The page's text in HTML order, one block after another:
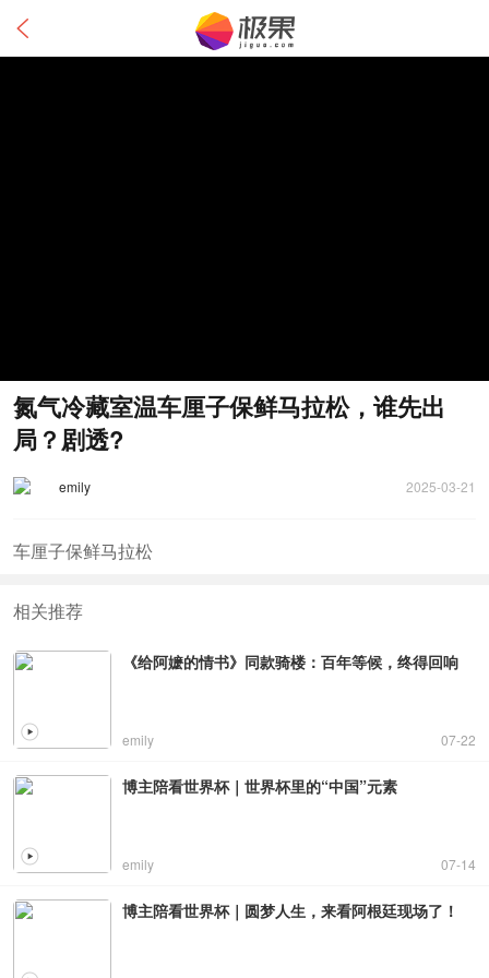
氮气冷藏室温车厘子保鲜马拉松，谁先出
局？剧透?
emily 2025-03-21
车厘子保鲜马拉松
相关推荐
《给阿嬷的情书》同款骑楼：百年等候，终得回响
emily 07-22
博主陪看世界杯｜世界杯里的“中国”元素
emily 07-14
博主陪看世界杯｜圆梦人生，来看阿根廷现场了！